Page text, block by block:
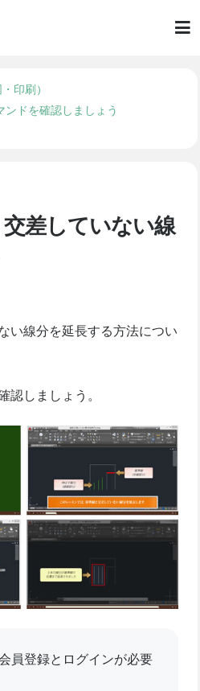
印刷）
ドを確認しましょう
交差していない線
い線分を延長する方法につい
認しましょう。
員登録とログインが必要